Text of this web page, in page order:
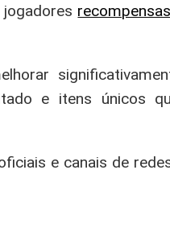
e itens únicos
e canais de